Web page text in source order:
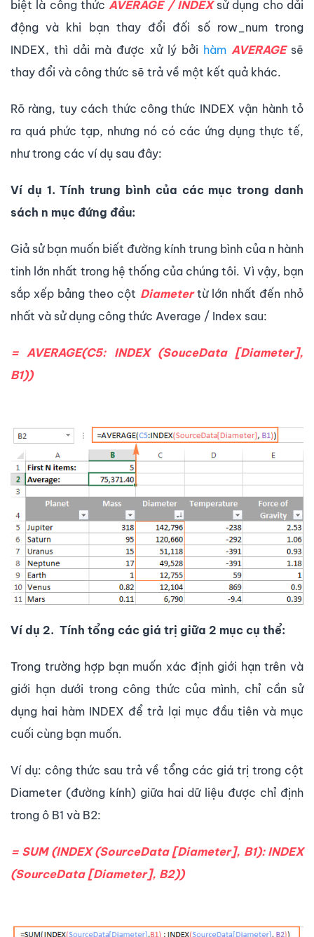
biệt là công thứcAVERAGE / INDEXsử dụng cho dải
động và khi bạn thay đổi đối số row_num trong
INDEX, thì dải mà được xử lý bởi hàm AVERAGEsẽ
thay đổi và công thức sẽ trả về một kết quả khác.
Rõ ràng, tuy cách thức công thức INDEX vận hành tỏ
ra quá phức tạp, nhưng nó có các ứng dụng thực tế,
như trong các ví dụ sau đây:
Ví dụ 1. Tính trung bình của các mục trong danh
sách n mục đứng đầu:
Giả sử bạn muốn biết đường kính trung bình của n hành
tinh lớn nhất trong hệ thống của chúng tôi. Vì vậy, bạn
sắp xếp bảng theo cột Diametertừ lớn nhất đến nhỏ
nhất và sử dụng công thức Average / Index sau:
= AVERAGE(C5: INDEX (SouceData [Diameter],
B1))
Ví dụ 2. Tính tổng các giá trị giữa 2 mục cụ thể:
Trong trường hợp bạn muốn xác định giới hạn trên và
giới hạn dưới trong công thức của mình, chỉ cần sử
dụng hai hàm INDEX để trả lại mục đầu tiên và mục
cuối cùng bạn muốn.
Ví dụ: công thức sau trả về tổng các giá trị trong cột
Diameter (đường kính) giữa hai dữ liệu được chỉ định
trong ô B1 và ​​B2:
= SUM (INDEX (SourceData [Diameter], B1): INDEX
(SourceData [Diameter], B2))